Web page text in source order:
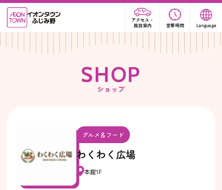
アクセス・
施設案内
営業時間 Language
SHOP
ショップ
グルメ＆フード
わくわく広場
本館1F